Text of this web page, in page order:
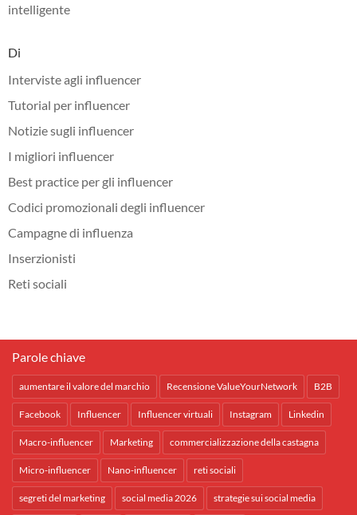
intelligente
Di
Interviste agli influencer
Tutorial per influencer
Notizie sugli influencer
I migliori influencer
Best practice per gli influencer
Codici promozionali degli influencer
Campagne di influenza
Inserzionisti
Reti sociali
Parole chiave
aumentare il valore del marchio Recensione ValueYourNetwork B2B
Facebook Influencer Influencer virtuali Instagram Linkedin
Macro-influencer Marketing commercializzazione della castagna
Micro-influencer Nano-influencer reti sociali
segreti del marketing social media 2026 strategie sui social media